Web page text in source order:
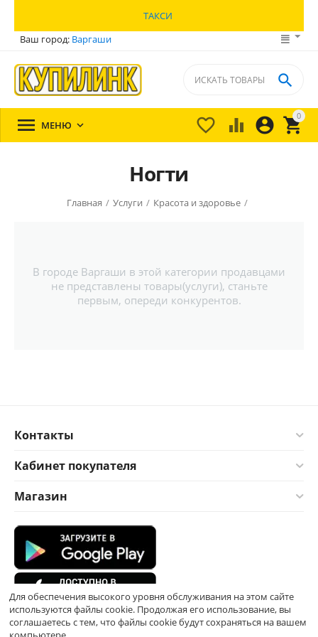
ТАКСИ
Ваш город: Варгаши
0


 

 МЕНЮ 
Ногти
Главная / Услуги / Красота и здоровье /
В городе Варгаши в этой категории продавцами
не представлены товары(услуги), станьте
первым, опереди конкурентов.
Контакты
Кабинет покупателя
Магазин
Для обеспечения высокого уровня обслуживания на этом сайте
используются файлы cookie. Продолжая его использование, вы
соглашаетесь с тем, что файлы cookie будут сохраняться на вашем